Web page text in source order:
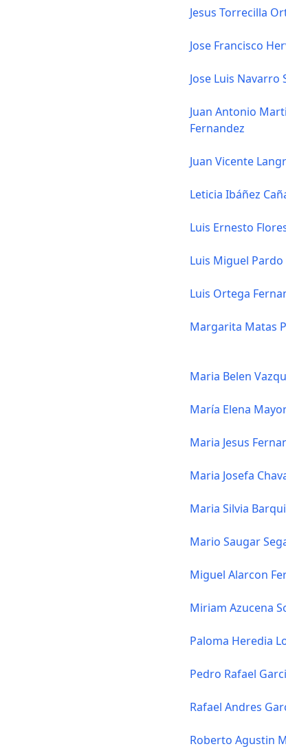
Jesus Torrecilla
Jose Francisco
Jose Luis Navarro
Juan Antonio
Fernandez
Juan Vicente
Leticia Ibáñez
Luis Ernesto
Luis Miguel
Luis Ortega
Margarita Matas
Maria Belen
María Elena
Maria Jesus
Maria Josefa
Maria Silvia
Mario Saugar
Miguel Alarcon
Miriam Azucena
Paloma Heredia
Pedro Rafael
Rafael Andres
Roberto Agustin